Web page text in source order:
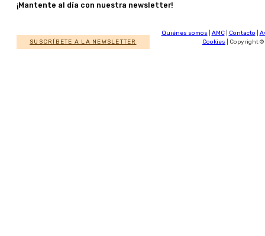
¡Mantente al día con nuestra newsletter!
SUSCRÍBETE A LA NEWSLETTER
Quiénes somos AMC| Contacto
Cookies | Copyright